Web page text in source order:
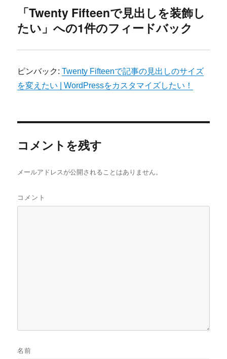
「Twenty Fifteenで見出しを装飾し
たい」への1件のフィードバック
ピンバック:Twenty Fifteenで記事の見出しのサイズ
を変えたい | WordPressをカスタマイズしたい！
コメントを残す
メールアドレスが公開されることはありません。
コメント
名前